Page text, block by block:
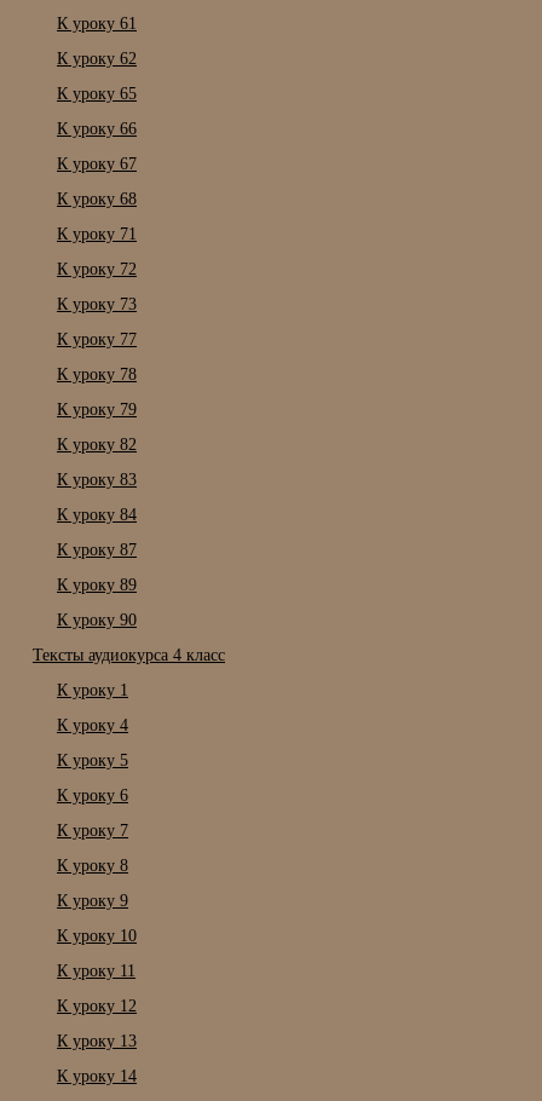
К уроку 61
К уроку 62
К уроку 65
К уроку 66
К уроку 67
К уроку 68
К уроку 71
К уроку 72
К уроку 73
К уроку 77
К уроку 78
К уроку 79
К уроку 82
К уроку 83
К уроку 84
К уроку 87
К уроку 89
К уроку 90
Тексты аудиокурса 4 класс
К уроку 1
К уроку 4
К уроку 5
К уроку 6
К уроку 7
К уроку 8
К уроку 9
К уроку 10
К уроку 11
К уроку 12
К уроку 13
К уроку 14